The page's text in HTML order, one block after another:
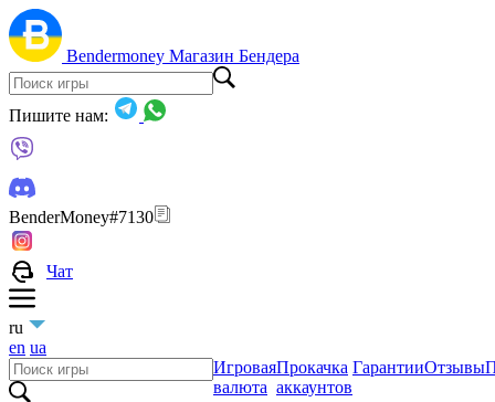
Bendermoney Магазин Бендера
Пишите нам:
BenderMoney#7130
Чат
ru
en ua
Игровая
валюта
Прокачка
аккаунтов
ГарантииОтзывы